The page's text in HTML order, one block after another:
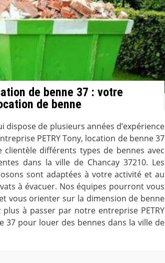
de benne 37 : votre
de benne
dispose de plusieurs années d’expérience
PETRY Tony, location de benne 37
différents types de bennes avec
dans la ville de Chancay 37210. Les
sont adaptées à votre activité et au
à évacuer. Nos équipes pourront vous
vous orienter sur la dimension de benne
plus à passer par notre entreprise PETRY
37 pour louer des bennes dans la ville de